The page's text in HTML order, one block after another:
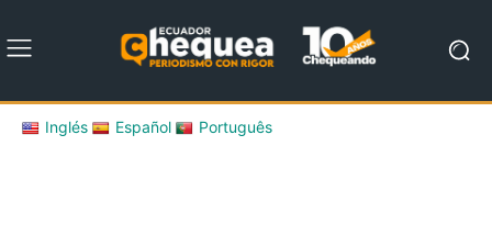
Inglés Español Português